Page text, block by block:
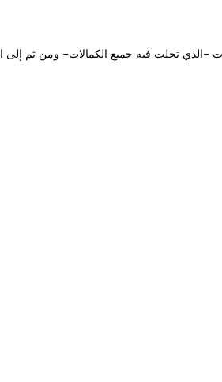
ودعوة ووظيفة إلهية وجهت إلى أشرف المخلوقات -الذي تجلت فيه جميع